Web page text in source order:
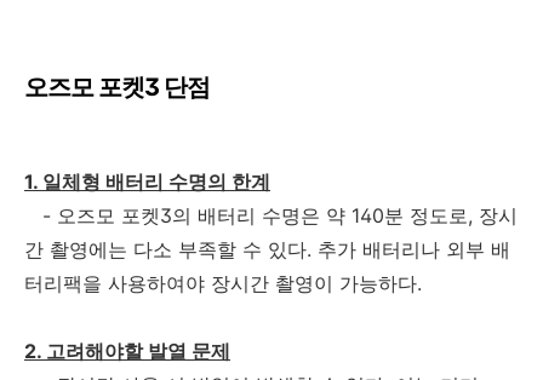
오즈모 포켓3 단점
1. 일체형 배터리 수명의 한계
- 오즈모 포켓3의 배터리 수명은 약 140분 정도로, 장시
간 촬영에는 다소 부족할 수 있다. 추가 배터리나 외부 배
터리팩을 사용하여야 장시간 촬영이 가능하다.
2. 고려해야할 발열 문제